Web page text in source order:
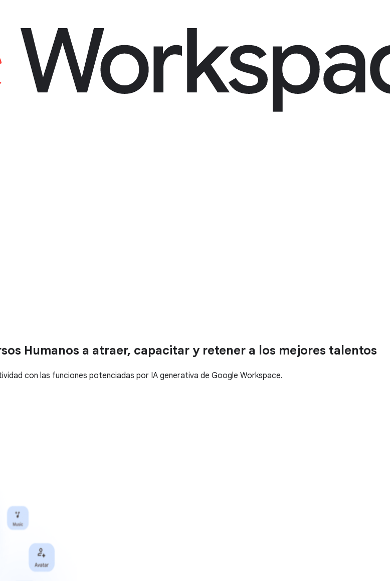
Humanos a atraer, capacitar y retener a los mejores talentos
con las funciones potenciadas por IA generativa de Google Workspace.